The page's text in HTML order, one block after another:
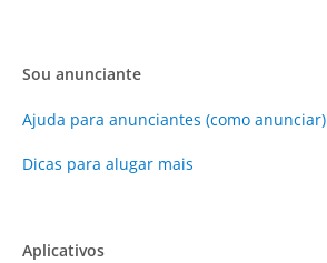
Sou anunciante
Ajuda para anunciantes (como anunciar)
Dicas para alugar mais
Aplicativos